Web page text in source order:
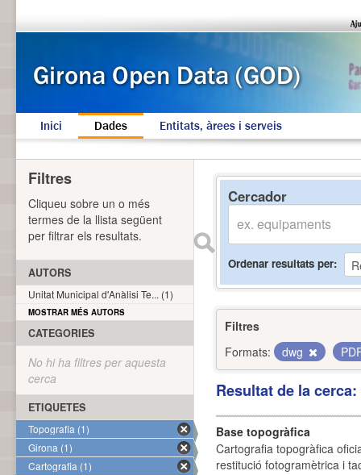
Inici Dades Entitats, àrees i serveis
Cercador
Ordenar resultats per
Filtres
Formats:
dwg
Resultat de la
Base topogràfica
Cartografia topogràfica
restitució fotogramètrica i
Filtres
Cliqueu sobre un o més
termes de la llista següent
per filtrar els resultats.
AUTORS
Unitat Municipal d'Anàlisi Te... (1)
MOSTRAR MÉS AUTORS
CATEGORIES
No hi ha filtres per aquesta
cerca
ETIQUETES
Topografia (1)
Girona (1)
Cartografia (1)